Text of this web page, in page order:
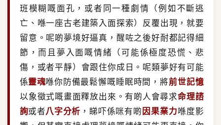
班模糊嘅面孔，或者同一種劇情（例如不斷逃
亡、喺一座古老建築入面探索）反覆出現，就要
留意。呢啲夢境好逼真，醒咗之後好耐都記得細
節，而且夢入面嘅情緒（可能係極度恐慌、悲
傷，或者平靜）會跟住你成日。呢類夢好有可能
係靈魂喺你防備最鬆懈嘅睡眠時間，將前世記憶
以象徵式嘅畫面釋放出來。有啲人會尋求命理諮
詢或者八字分析 ，睇吓係咪有啲因果業力喺度影